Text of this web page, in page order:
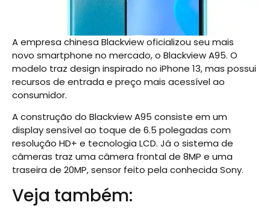
A empresa chinesa Blackview oficializou seu mais
novo smartphone no mercado, o Blackview A95. O
modelo traz design inspirado no iPhone 13, mas possui
recursos de entrada e preço mais acessível ao
consumidor.
A construção do Blackview A95 consiste em um
display sensível ao toque de 6.5 polegadas com
resolução HD+ e tecnologia LCD. Já o sistema de
câmeras traz uma câmera frontal de 8MP e uma
traseira de 20MP, sensor feito pela conhecida Sony.
Veja também: